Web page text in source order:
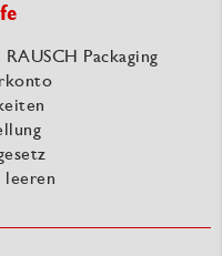
Packaging
leeren